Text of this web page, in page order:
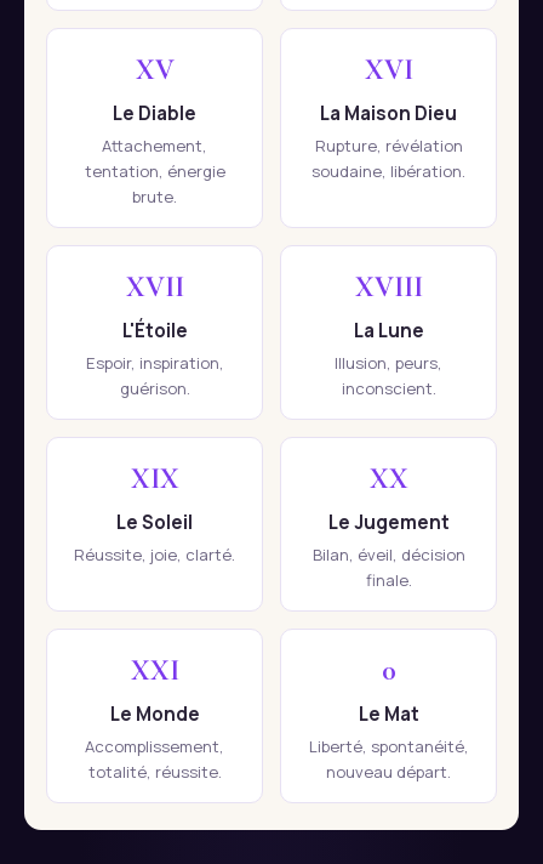
XV
Le Diable
Attachement,
tentation, énergie
brute.
XVI
La Maison Dieu
Rupture, révélation
soudaine, libération.
XVII
L'Étoile
Espoir, inspiration,
guérison.
XVIII
La Lune
Illusion, peurs,
inconscient.
XIX
Le Soleil
Réussite, joie, clarté.
XX
Le Jugement
Bilan, éveil, décision
finale.
XXI
Le Monde
Accomplissement,
totalité, réussite.
0
Le Mat
Liberté, spontanéité,
nouveau départ.